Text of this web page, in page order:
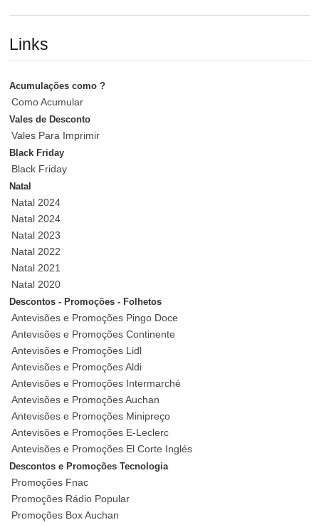
Links
Acumulações como ?
Como Acumular
Vales de Desconto
Vales Para Imprimir
Black Friday
Black Friday
Natal
Natal 2024
Natal 2024
Natal 2023
Natal 2022
Natal 2021
Natal 2020
Descontos - Promoções - Folhetos
Antevisões e Promoções Pingo Doce
Antevisões e Promoções Continente
Antevisões e Promoções Lidl
Antevisões e Promoções Aldi
Antevisões e Promoções Intermarché
Antevisões e Promoções Auchan
Antevisões e Promoções Minipreço
Antevisões e Promoções E-Leclerc
Antevisões e Promoções El Corte Inglés
Descontos e Promoções Tecnologia
Promoções Fnac
Promoções Rádio Popular
Promoções Box Auchan